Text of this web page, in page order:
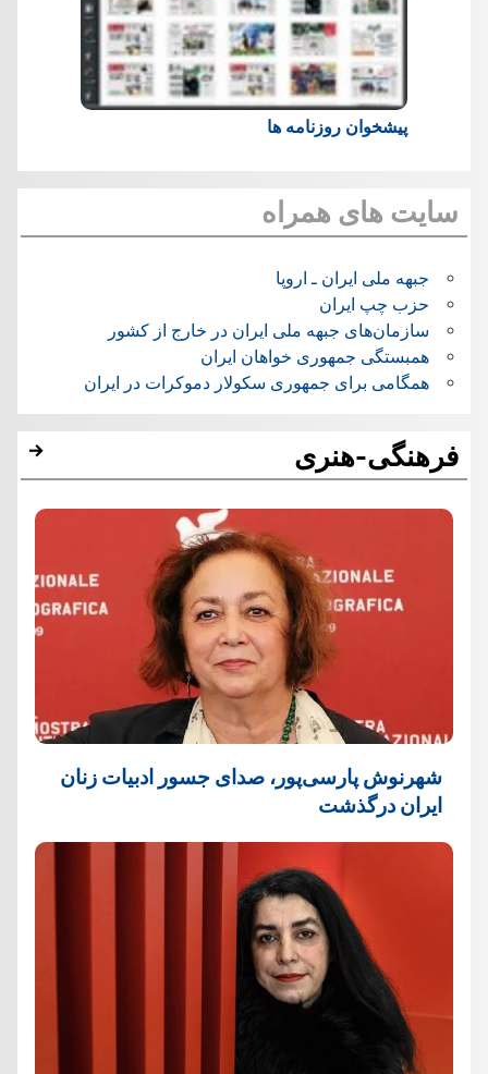
پیشخوان روزنامه ها
سایت های همراه
جبهه ملی ایران ـ اروپا
حزب چپ ایران
سازمان‌های جبهه ملی ایران در خارج از کشور
همبستگی جمهوری خواهان ایران
همگامی برای جمهوری سکولار دموکرات در ایران
فرهنگی-هنری
شهرنوش پارسی‌پور، صدای جسور ادبیات زنان
ایران درگذشت